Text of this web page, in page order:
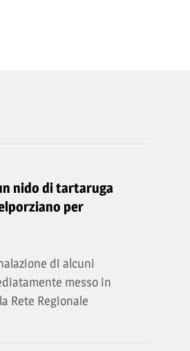
nido di tartaruga
per
di alcuni
messo in
Rete Regionale